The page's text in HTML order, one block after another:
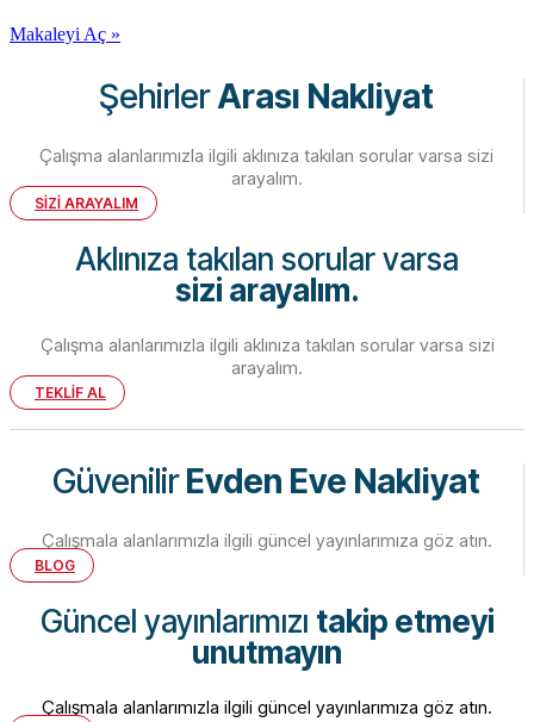
Makaleyi Aç »
ŞehirlerArası Nakliyat
Çalışma alanlarımızla ilgili aklınıza takılan sorular varsa sizi
arayalım.
SİZİ ARAYALIM
Aklınıza takılan sorular varsa
sizi arayalım.
Çalışma alanlarımızla ilgili aklınıza takılan sorular varsa sizi
arayalım.
TEKLİF AL
GüvenilirEvden Eve Nakliyat
Çalışmala alanlarımızla ilgili güncel yayınlarımıza göz atın.
BLOG
Güncel yayınlarımızı takip etmeyi
unutmayın
Çalışmala alanlarımızla ilgili güncel yayınlarımıza göz atın.